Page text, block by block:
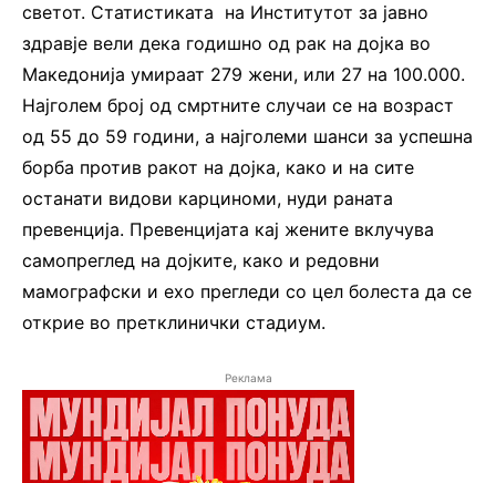
светот. Статистиката на Институтот за јавно
здравје вели дека годишно од рак на дојка во
Македонија умираат 279 жени, или 27 на 100.000.
Најголем број од смртните случаи се на возраст
од 55 до 59 години, а најголеми шанси за успешна
борба против ракот на дојка, како и на сите
останати видови карциноми, нуди раната
превенција. Превенцијата кај жените вклучува
самопреглед на дојките, како и редовни
мамографски и ехо прегледи со цел болеста да се
открие во претклинички стадиум.
Реклама